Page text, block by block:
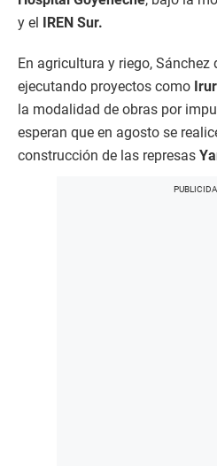
y el
IREN Sur.
En agricultura y riego, Sánchez
ejecutando proyectos como
la modalidad de obras por
esperan que en agosto se
construcción de las represas